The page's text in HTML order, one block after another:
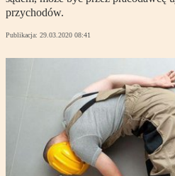
przychodów.
Publikacja: 29.03.2020 08:41